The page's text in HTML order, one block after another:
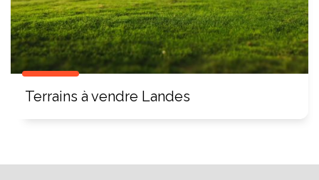
Terrains à vendre Landes